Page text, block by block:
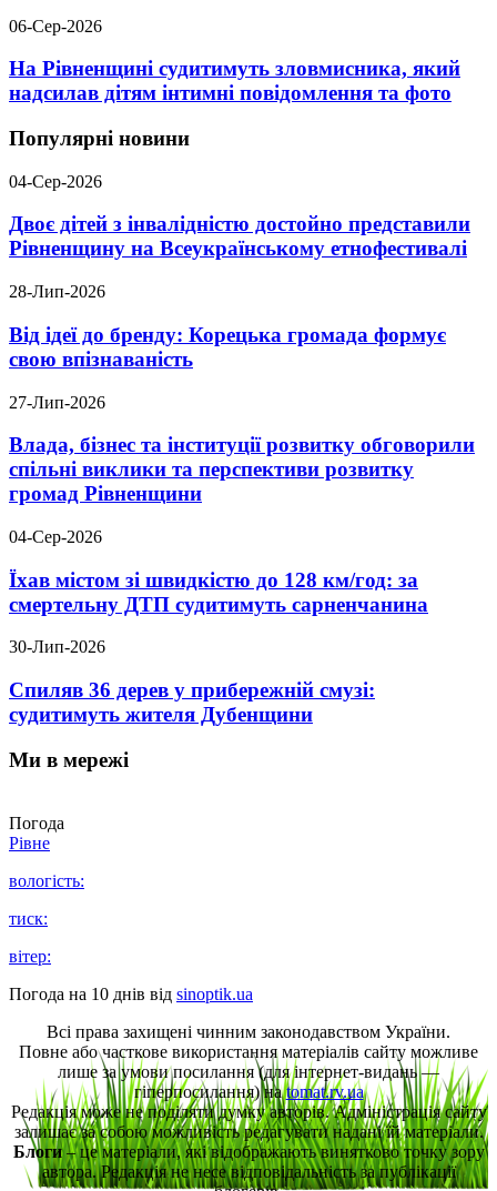
06-Сер-2026
На Рівненщині судитимуть зловмисника, який
надсилав дітям інтимні повідомлення та фото
Популярні новини
04-Сер-2026
Двоє дітей з інвалідністю достойно представили
Рівненщину на Всеукраїнському етнофестивалі
28-Лип-2026
Від ідеї до бренду: Корецька громада формує
свою впізнаваність
27-Лип-2026
Влада, бізнес та інституції розвитку обговорили
спільні виклики та перспективи розвитку
громад Рівненщини
04-Сер-2026
Їхав містом зі швидкістю до 128 км/год: за
смертельну ДТП судитимуть сарненчанина
30-Лип-2026
Спиляв 36 дерев у прибережній смузі:
судитимуть жителя Дубенщини
Ми в мережі
Погода
Рівне
вологість:
тиск:
вітер:
Погода на 10 днів від sinoptik.ua
Всі права захищені чинним законодавством України.
Повне або часткове використання матеріалів сайту можливе
лише за умови посилання (для інтернет-видань —
гіперпосилання) наtomat.rv.ua
Редакція може не поділяти думку авторів. Адміністрація сайту
залишає за собою можливість редагувати надані їй матеріали.
Блоги– це матеріали, які відображають винятково точку зору
автора. Редакція не несе відповідальність за публікації